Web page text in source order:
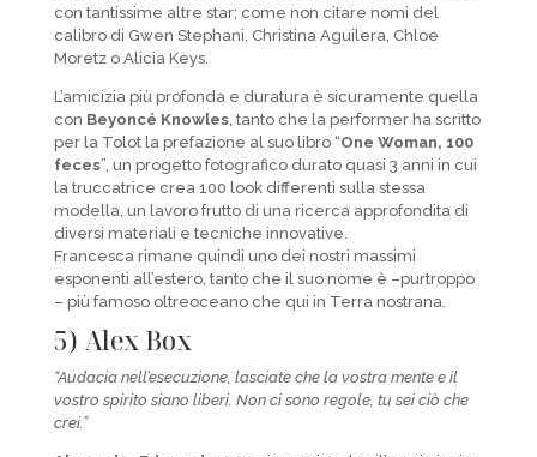
con tantissime altre star; come non citare nomi del
calibro di Gwen Stephani, Christina Aguilera, Chloe
Moretz o Alicia Keys.
L’amicizia più profonda e duratura è sicuramente quella
con Beyoncé Knowles, tanto che la performer ha scritto
per la Tolot la prefazione al suo libro “One Woman, 100
feces”, un progetto fotografico durato quasi 3 anni in cui
la truccatrice crea 100 look differenti sulla stessa
modella, un lavoro frutto di una ricerca approfondita di
diversi materiali e tecniche innovative.
Francesca rimane quindi uno dei nostri massimi
esponenti all’estero, tanto che il suo nome è –purtroppo
– più famoso oltreoceano che qui in Terra nostrana.
5) Alex Box
“Audacia nell’esecuzione, lasciate che la vostra mente e il
vostro spirito siano liberi. Non ci sono regole, tu sei ciò che
crei.”